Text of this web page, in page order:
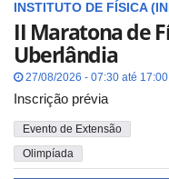
INSTITUTO DE FÍSICA
II Maratona de
Uberlândia
27/08/2026 - 07:30 até 17:00
Inscrição prévia
Evento de Extensão
Olimpíada